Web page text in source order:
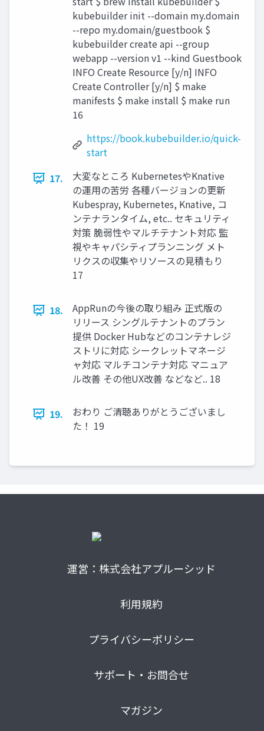
kubebuilder init --domain my.domain
--repo my.domain/guestbook $
kubebuilder create api --group
webapp --version v1 --kind Guestbook
INFO Create Resource [y/n] INFO
Create Controller [y/n] $ make
manifests $ make install $ make run
16
https://book.kubebuilder.io/quick-
start
17.
大変なところ KubernetesやKnative
の運用の苦労 各種バージョンの更新
Kubespray, Kubernetes, Knative, コ
ンテナランタイム, etc.. セキュリティ
対策 脆弱性やマルチテナント対応 監
視やキャパシティプランニング メト
リクスの収集やリソースの見積もり
17
18.
AppRunの今後の取り組み 正式版の
リリース シングルテナントのプラン
提供 Docker Hubなどのコンテナレジ
ストリに対応 シークレットマネージ
ャ対応 マルチコンテナ対応 マニュア
ル改善 その他UX改善 などなど.. 18
19.
おわり ご清聴ありがとうございまし
た！ 19
運営：株式会社アプルーシッド
利用規約
プライバシーポリシー
サポート・お問合せ
マガジン